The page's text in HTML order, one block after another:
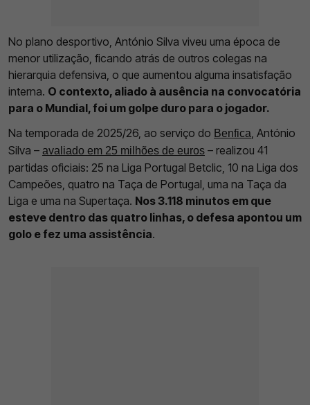
No plano desportivo, António Silva viveu uma época de
menor utilização, ficando atrás de outros colegas na
hierarquia defensiva, o que aumentou alguma insatisfação
interna. O contexto, aliado à ausência na convocatória
para o Mundial, foi um golpe duro para o jogador.
Na temporada de 2025/26, ao serviço do Benfica, António
Silva – avaliado em 25 milhões de euros – realizou 41
partidas oficiais: 25 na Liga Portugal Betclic, 10 na Liga dos
Campeões, quatro na Taça de Portugal, uma na Taça da
Liga e uma na Supertaça. Nos 3.118 minutos em que
esteve dentro das quatro linhas, o defesa apontou um
golo e fez uma assistência.